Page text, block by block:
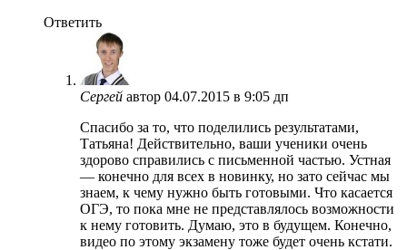
Ответить
Сергей автор 04.07.2015 в 9:05 дп
Спасибо за то, что поделились результатами,
Татьяна! Действительно, ваши ученики очень
здорово справились с письменной частью. Устная
— конечно для всех в новинку, но зато сейчас мы
знаем, к чему нужно быть готовыми. Что касается
ОГЭ, то пока мне не представлялось возможности
к нему готовить. Думаю, это в будущем. Конечно,
видео по этому экзамену тоже будет очень кстати.